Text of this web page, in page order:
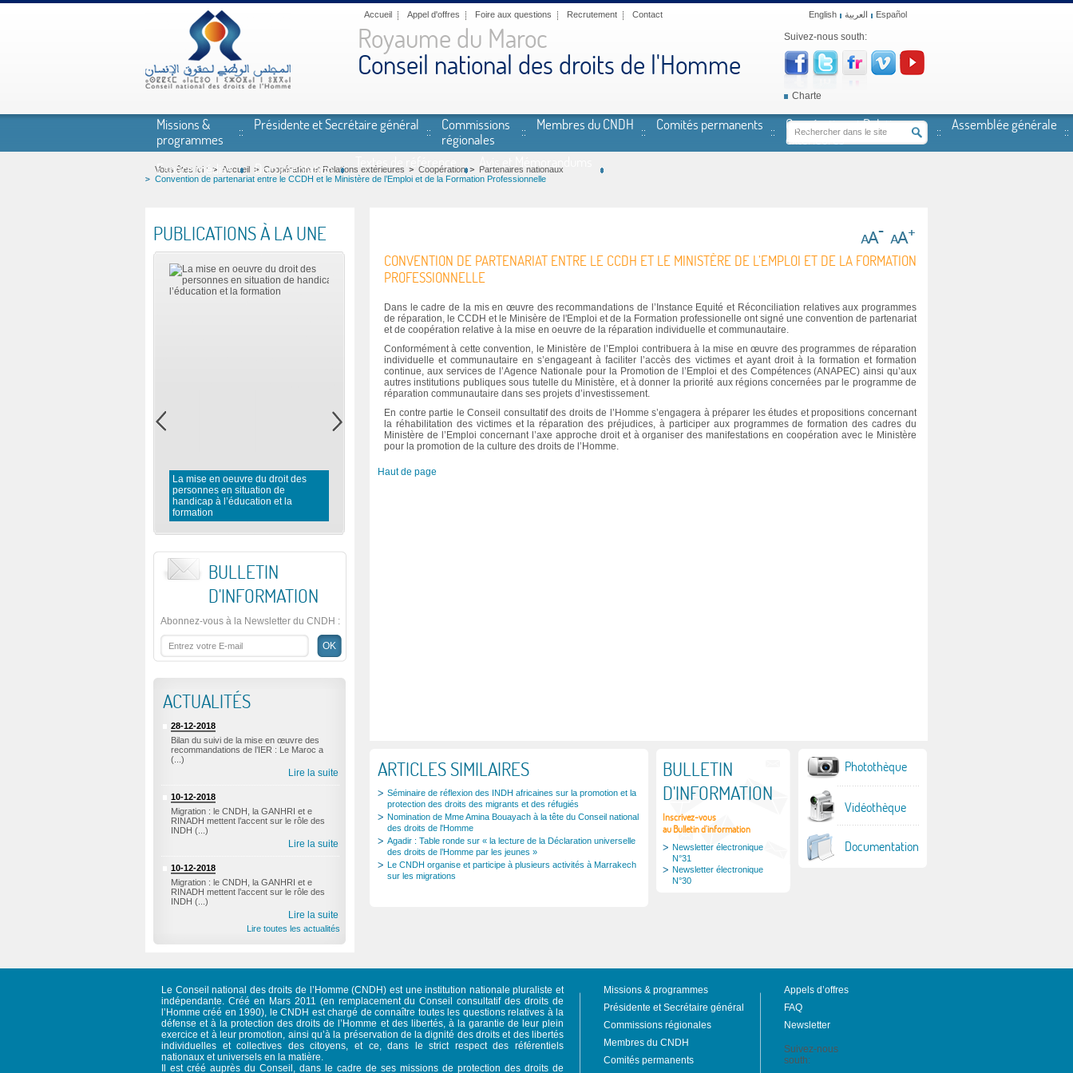
Aller au contenu principal
Accueil Appel d'offres Foire aux questions Recrutement Contact English العربية Español
Royaume du Maroc
Conseil national des droits de l'Homme
Suivez-nous south:
Charte
Missions &
programmes
Présidente et Secrétaire général
Commissions
régionales
Membres du CNDH Comités permanents
Coopération et Relations
extérieures
Assemblée générale
Espace médias Documentation Textes de référence
Vous êtes ici : Accueil Coopération et Relations extérieures Coopération
Partenaires nationaux
Convention de partenariat entre le CCDH et le Ministère de l’Emploi et de la Formation Professionnelle
PUBLICATIONS À LA UNE
La mise en oeuvre du droit des
personnes en situation de
handicap à l’éducation et la
formation
BULLETIN
D'INFORMATION
Abonnez-vous à la Newsletter du CNDH :
ACTUALITÉS
28-12-2018
Bilan du suivi de la mise en œuvre des
recommandations de l’IER : Le Maroc a
(...)
Lire la suite
10-12-2018
Migration : le CNDH, la GANHRI et e
RINADH mettent l’accent sur le rôle des
INDH (...)
Lire la suite
10-12-2018
Migration : le CNDH, la GANHRI et e
RINADH mettent l’accent sur le rôle des
INDH (...)
Lire la suite
Lire toutes les actualités
CONVENTION DE PARTENARIAT ENTRE LE CCDH ET LE MINISTÈRE DE L’EMPLOI ET DE LA FORMATION
PROFESSIONNELLE
Dans le cadre de la mis en œuvre des recommandations de l’Instance Equité et Réconciliation relatives aux programmes
de réparation, le CCDH et le Minisère de l'Emploi et de la Formation professionelle ont signé une convention de partenariat
et de coopération relative à la mise en oeuvre de la réparation individuelle et communautaire.
Conformément à cette convention, le Ministère de l’Emploi contribuera à la mise en œuvre des programmes de réparation
individuelle et communautaire en s’engageant à faciliter l’accès des victimes et ayant droit à la formation et formation
continue, aux services de l’Agence Nationale pour la Promotion de l’Emploi et des Compétences (ANAPEC) ainsi qu’aux
autres institutions publiques sous tutelle du Ministère, et à donner la priorité aux régions concernées par le programme de
réparation communautaire dans ses projets d’investissement.
En contre partie le Conseil consultatif des droits de l’Homme s’engagera à préparer les études et propositions concernant
la réhabilitation des victimes et la réparation des préjudices, à participer aux programmes de formation des cadres du
Ministère de l’Emploi concernant l’axe approche droit et à organiser des manifestations en coopération avec le Ministère
pour la promotion de la culture des droits de l’Homme.
Haut de page
ARTICLES SIMILAIRES
Séminaire de réflexion des INDH africaines sur la promotion et la
protection des droits des migrants et des réfugiés
Nomination de Mme Amina Bouayach à la tête du Conseil national
des droits de l'Homme
Agadir : Table ronde sur « la lecture de la Déclaration universelle
des droits de l’Homme par les jeunes »
Le CNDH organise et participe à plusieurs activités à Marrakech
sur les migrations
BULLETIN
D'INFORMATION
Inscrivez-vous
au Bulletin d'information
Newsletter électronique
N°31
Newsletter électronique
N°30
Photothèque
Vidéothèque
Documentation
Le Conseil national des droits de l’Homme (CNDH) est une institution nationale pluraliste et
indépendante. Créé en Mars 2011 (en remplacement du Conseil consultatif des droits de
l’Homme créé en 1990), le CNDH est chargé de connaître toutes les questions relatives à la
défense et à la protection des droits de l’Homme et des libertés, à la garantie de leur plein
exercice et à leur promotion, ainsi qu’à la préservation de la dignité des droits et des libertés
individuelles et collectives des citoyens, et ce, dans le strict respect des référentiels
nationaux et universels en la matière.
Il est créé auprès du Conseil, dans le cadre de ses missions de protection des droits de
Missions & programmes
Présidente et Secrétaire général
Commissions régionales
Membres du CNDH
Comités permanents
Appels d’offres
FAQ
Newsletter
Suivez-nous
south: